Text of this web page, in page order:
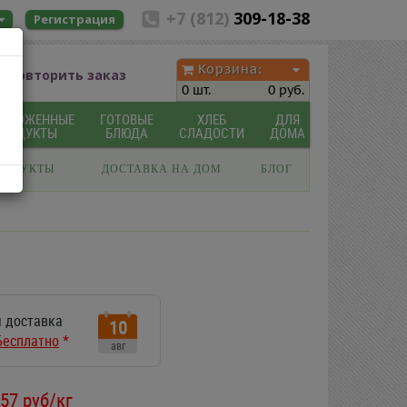
+7 (812) 309-18-38
Регистрация
Повторить заказ
Корзина:
0 шт.
0 руб.
ПРОДУКТЫ
ГОТОВЫЕ
БЛЮДА
ХЛЕБ
СЛАДОСТИ
ДЛЯ
ДОМА
ДОСТАВКА НА ДОМ БЛОГ
*
10
авг
руб/кг